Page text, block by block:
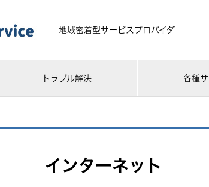
地域密着型サービスプロバイダ
トラブル解決 各種
インターネット